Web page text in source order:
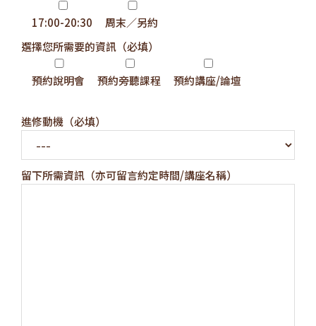
17:00-20:30
周末／另約
選擇您所需要的資訊（必填）
預約說明會 預約旁聽課程 預約講座/論壇
進修動機（必填）
留下所需資訊（亦可留言約定時間/講座名稱）